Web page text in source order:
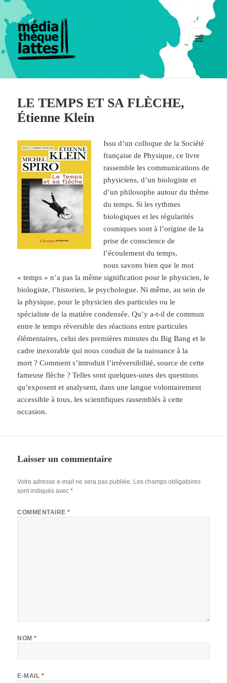
MENU
WIDGETS
LE TEMPS ET SA FLÈCHE,
Étienne Klein
Issu d’un colloque de la Société
française de Physique, ce livre
rassemble les communications de
physiciens, d’un biologiste et
d’un philosophe autour du thème
du temps. Si les rythmes
biologiques et les régularités
cosmiques sont à l’origine de la
prise de conscience de
l’écoulement du temps,
nous savons bien que le mot
« temps » n’a pas la même signification pour le physicien, le
biologiste, l’historien, le psychologue. Ni même, au sein de
la physique, pour le physicien des particules ou le
spécialiste de la matière condensée. Qu’y a-t-il de commun
entre le temps réversible des réactions entre particules
élémentaires, celui des premières minutes du Big Bang et le
cadre inexorable qui nous conduit de la naissance à la
mort ? Comment s’introduit l’irréversibilité, source de cette
fameuse flèche ? Telles sont quelques-unes des questions
qu’exposent et analysent, dans une langue volontairement
accessible à tous, les scientifiques rassemblés à cette
occasion.
Laisser un commentaire
Votre adresse e-mail ne sera pas publiée. Les champs obligatoires
sont indiqués avec*
COMMENTAIRE*
NOM*
E-MAIL *